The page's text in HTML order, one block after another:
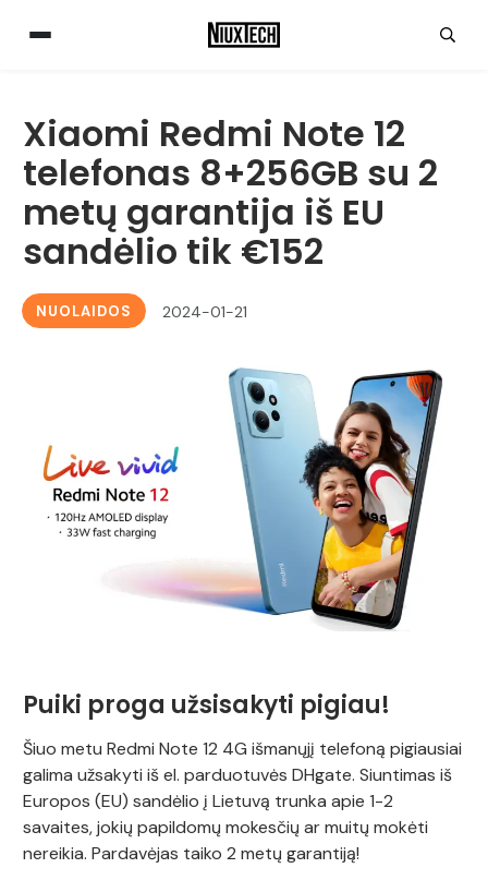
Xiaomi Redmi Note 12
telefonas 8+256GB su 2
metų garantija iš EU
sandėlio tik €152
NUOLAIDOS 2024-01-21
Puiki proga užsisakyti pigiau!
Šiuo metu Redmi Note 12 4G išmanųjį telefoną pigiausiai
galima užsakyti iš el. parduotuvės DHgate. Siuntimas iš
Europos (EU) sandėlio į Lietuvą trunka apie 1-2
savaites, jokių papildomų mokesčių ar muitų mokėti
nereikia. Pardavėjas taiko 2 metų garantiją!